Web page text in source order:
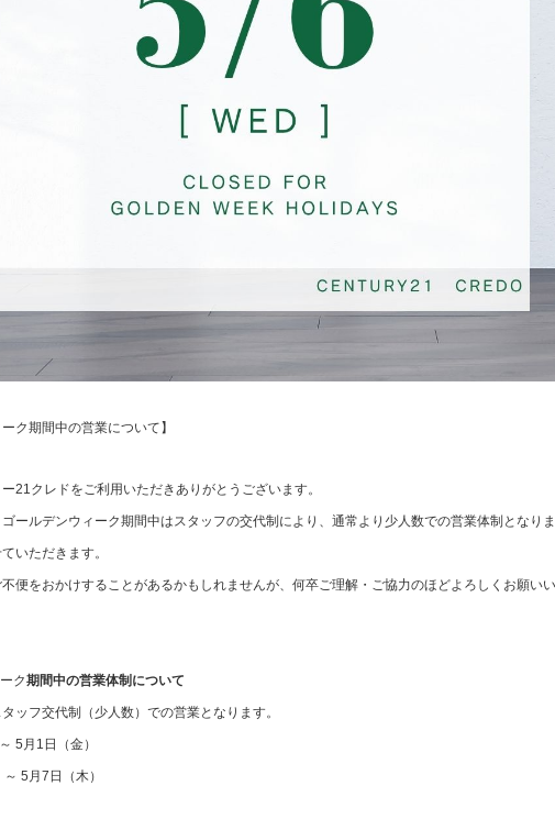
ク期間中の営業について】
21クレドをご利用いただきありがとうございます。
ールデンウィーク期間中はスタッフの交代制により、通常より少人数での営業体制となり
いただきます。
便をおかけすることがあるかもしれませんが、何卒ご理解・ご協力のほどよろしくお願いい
ク期間中の営業体制について
ッフ交代制（少人数）での営業となります。
5月1日（金）
5月7日（木）